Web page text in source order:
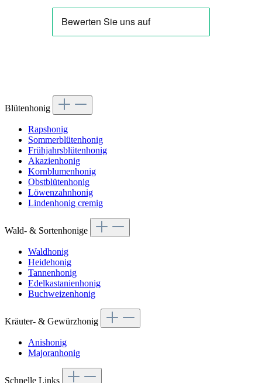
Blütenhonig
Rapshonig
Sommerblütenhonig
Frühjahrsblütenhonig
Akazienhonig
Kornblumenhonig
Obstblütenhonig
Löwenzahnhonig
Lindenhonig cremig
Wald- & Sortenhonige
Waldhonig
Heidehonig
Tannenhonig
Edelkastanienhonig
Buchweizenhonig
Kräuter- & Gewürzhonig
Anishonig
Majoranhonig
Schnelle Links